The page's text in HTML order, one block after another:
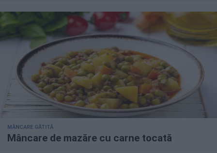
MÂNCARE GĂTITĂ
Mâncare de mazăre cu carne tocată